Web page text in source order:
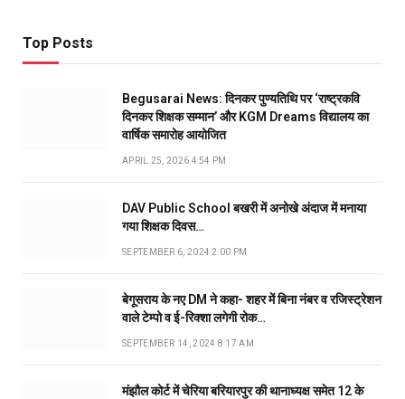
Top Posts
Begusarai News: दिनकर पुण्यतिथि पर ‘राष्ट्रकवि
दिनकर शिक्षक सम्मान’ और KGM Dreams विद्यालय का
वार्षिक समारोह आयोजित
APRIL 25, 2026 4:54 PM
DAV Public School बखरी में अनोखे अंदाज में मनाया
गया शिक्षक दिवस…
SEPTEMBER 6, 2024 2:00 PM
बेगूसराय के नए DM ने कहा- शहर में बिना नंबर व रजिस्ट्रेशन
वाले टेम्पो व ई-रिक्शा लगेगी रोक…
SEPTEMBER 14, 2024 8:17 AM
मंझौल कोर्ट में चेरिया बरियारपुर की थानाध्यक्ष समेत 12 के